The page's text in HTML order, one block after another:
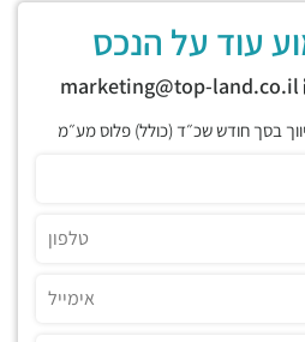
עוד על הנכס
בסך חודש שכ״ד (כולל) פלוס מע״מ